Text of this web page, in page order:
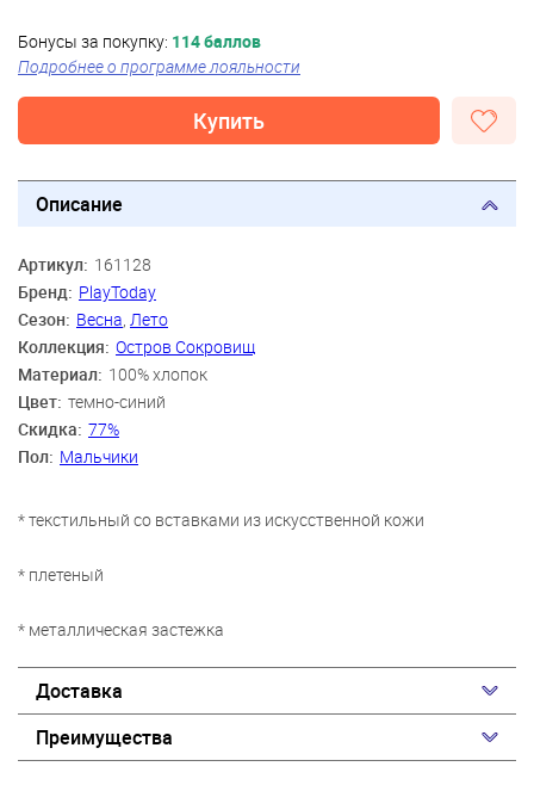
Бонусы за покупку: 114 баллов
Подробнее о программе лояльности
Купить
Описание
Артикул: 161128
Бренд: PlayToday
Сезон: Весна, Лето
Коллекция: Остров Сокровищ
Материал: 100% хлопок
Цвет: темно-синий
Скидка: 77%
Пол: Мальчики
* текстильный со вставками из искусственной кожи
* плетеный
* металлическая застежка
Доставка
Преимущества